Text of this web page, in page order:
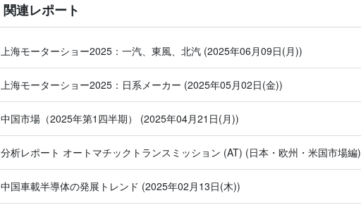
関連レポート
上海モーターショー2025：一汽、東風、北汽 (2025年06月09日(月))
上海モーターショー2025：日系メーカー (2025年05月02日(金))
中国市場（2025年第1四半期） (2025年04月21日(月))
分析レポート オートマチックトランスミッション (AT) (⽇本・欧州・米国市場編)
中国車載半導体の発展トレンド (2025年02月13日(木))